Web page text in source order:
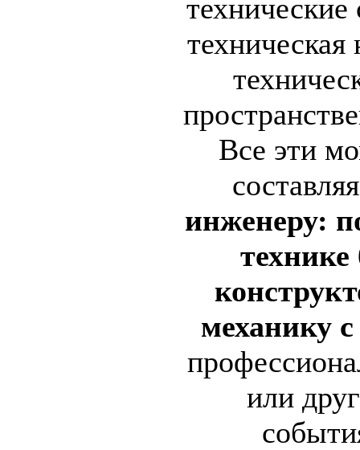
техническая
Все эти
инженеру:
технике
механику
или